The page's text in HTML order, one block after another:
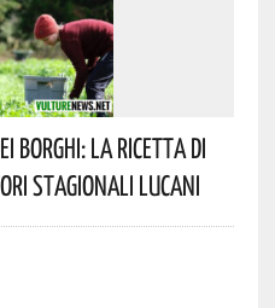
Borghi: La Ricetta Di
Stagionali Lucani